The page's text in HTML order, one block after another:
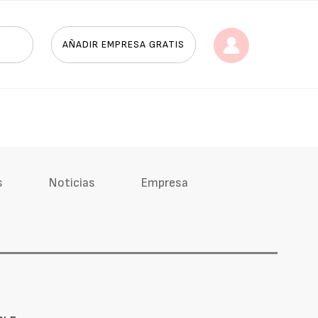
AÑADIR EMPRESA GRATIS
Noticias Empresa